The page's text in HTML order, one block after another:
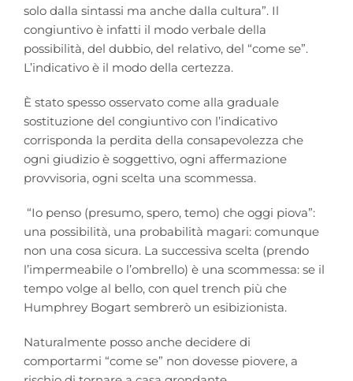
solo dalla sintassi ma anche dalla cultura”. Il
congiuntivo è infatti il modo verbale della
possibilità, del dubbio, del relativo, del “come se”.
L’indicativo è il modo della certezza.
È stato spesso osservato come alla graduale
sostituzione del congiuntivo con l’indicativo
corrisponda la perdita della consapevolezza che
ogni giudizio è soggettivo, ogni affermazione
provvisoria, ogni scelta una scommessa.
“Io penso (presumo, spero, temo) che oggi piova”:
una possibilità, una probabilità magari: comunque
non una cosa sicura. La successiva scelta (prendo
l’impermeabile o l’ombrello) è una scommessa: se il
tempo volge al bello, con quel trench più che
Humphrey Bogart sembrerò un esibizionista.
Naturalmente posso anche decidere di
comportarmi “come se” non dovesse piovere, a